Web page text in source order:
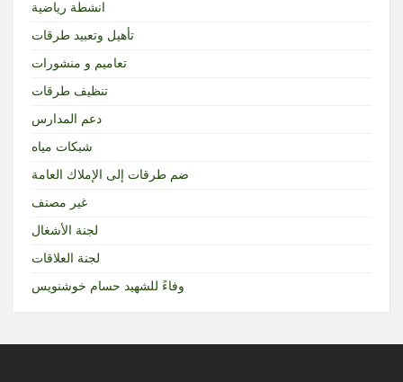
انشطة رياضية
تأهيل وتعبيد طرقات
تعاميم و منشورات
تنظيف طرقات
دعم المدارس
شبكات مياه
ضم طرقات إلى الإملاك العامة
غير مصنف
لجنة الأشغال
لجنة العلاقات
وفاءً للشهيد حسام خوشنويس